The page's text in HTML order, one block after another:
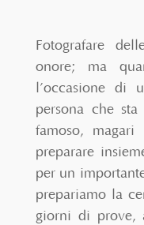
Fotografare
onore; ma
l’occasione di
persona che
famoso,
preparare
per un
prepariamo la
giorni di prove,